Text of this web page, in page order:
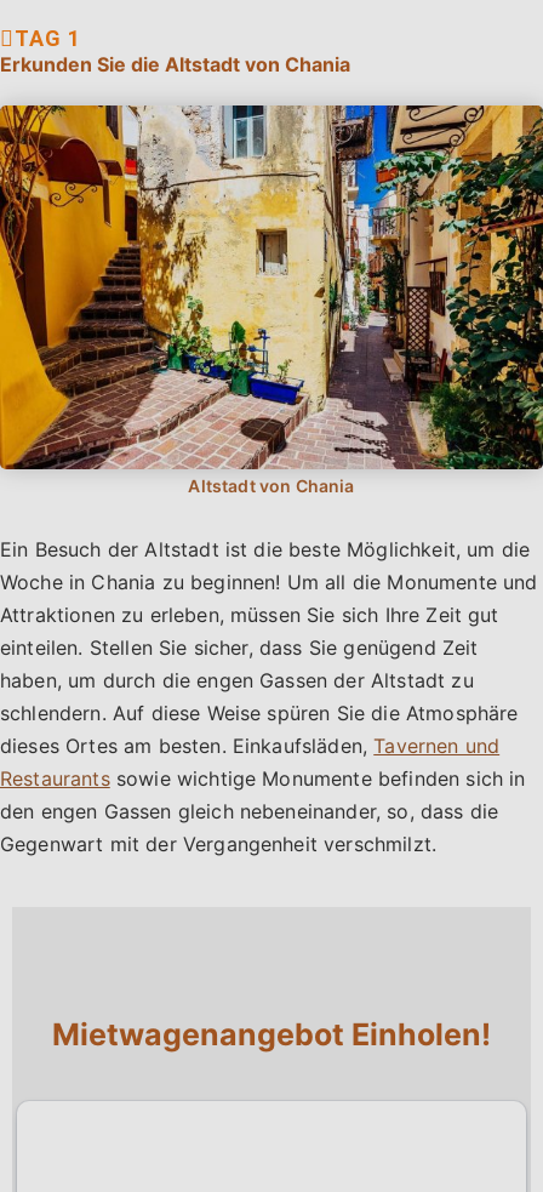
Erkunden Sie die Altstadt von Chania
Ein Besuch der Altstadt ist die beste Möglichkeit, um die
Woche in Chania zu beginnen! Um all die Monumente und
Attraktionen zu erleben, müssen Sie sich Ihre Zeit gut
einteilen. Stellen Sie sicher, dass Sie genügend Zeit
haben, um durch die engen Gassen der Altstadt zu
schlendern. Auf diese Weise spüren Sie die Atmosphäre
dieses Ortes am besten. Einkaufsläden,Tavernen und
Restaurantssowie wichtige Monumente befinden sich in
den engen Gassen gleich nebeneinander, so, dass die
Gegenwart mit der Vergangenheit verschmilzt.
Mietwagenangebot Einholen!